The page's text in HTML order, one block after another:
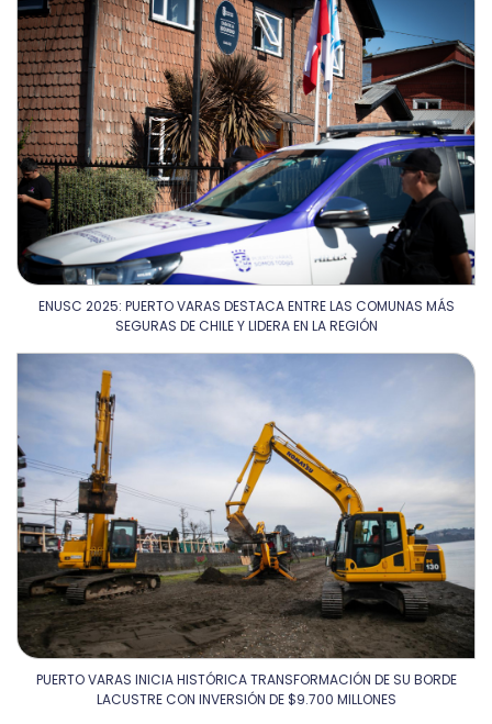
ENUSC 2025: PUERTO VARAS DESTACA ENTRE LAS COMUNAS MÁS
SEGURAS DE CHILE Y LIDERA EN LA REGIÓN
PUERTO VARAS INICIA HISTÓRICA TRANSFORMACIÓN DE SU BORDE
LACUSTRE CON INVERSIÓN DE $9.700 MILLONES